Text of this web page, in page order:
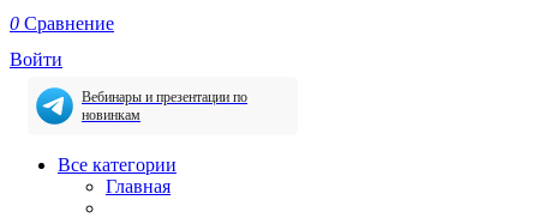
0 Сравнение
Войти
Вебинары и презентации по
новинкам
Все категории
Главная